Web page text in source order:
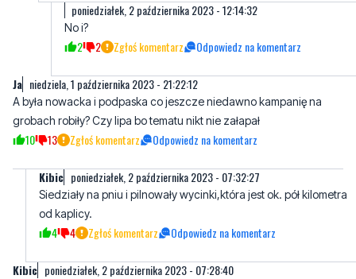
poniedziałek, 2 października 2023 - 12:14:32
No i?
2 2 Zgłoś komentarz Odpowiedz na komentarz
Ja niedziela, 1 października 2023 - 21:22:12
A była nowacka i podpaska co jeszcze niedawno kampanię na
grobach robiły? Czy lipa bo tematu nikt nie załapał
10 13 Zgłoś komentarz Odpowiedz na komentarz
Kibic poniedziałek, 2 października 2023 - 07:32:27
Siedziały na pniu i pilnowały wycinki,która jest ok. pół kilometra
od kaplicy.
4 4 Zgłoś komentarz Odpowiedz na komentarz
Kibic poniedziałek, 2 października 2023 - 07:28:40